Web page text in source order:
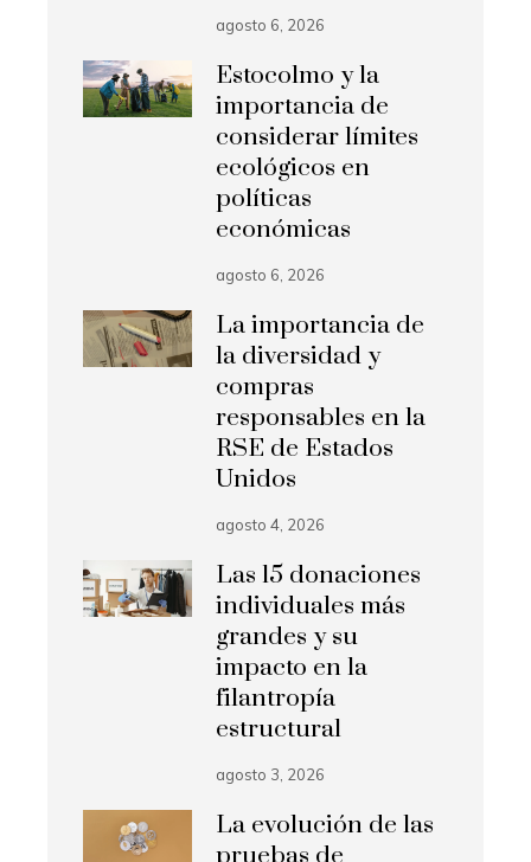
agosto 6, 2026
Estocolmo y la
importancia de
considerar límites
ecológicos en
políticas
económicas
agosto 6, 2026
La importancia de
la diversidad y
compras
responsables en la
RSE de Estados
Unidos
agosto 4, 2026
Las 15 donaciones
individuales más
grandes y su
impacto en la
filantropía
estructural
agosto 3, 2026
La evolución de las